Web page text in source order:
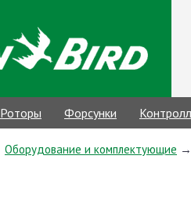
Роторы Форсунки
Оборудование и комплектующие →